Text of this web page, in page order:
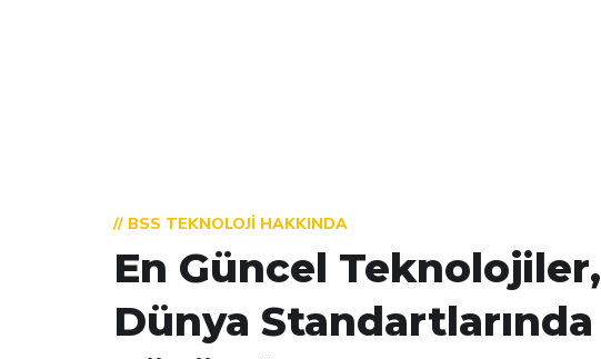
// BSS TEKNOLOJI HAKKINDA
En Güncel Teknolojiler,
Dünya Standartlarında